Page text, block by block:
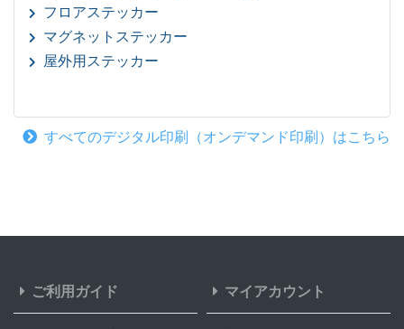
フロアステッカー
マグネットステッカー
屋外用ステッカー
すべてのデジタル印刷（オンデマンド印刷）はこちら
ご利用ガイド マイアカウント